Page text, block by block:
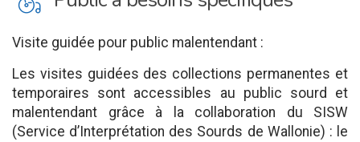
Visite guidée pour public malentendant :
Les visites guidées des collections permanentes et
temporaires sont accessibles au public sourd et
malentendant grâce à la collaboration du SISW
(Service d’Interprétation des Sourds de Wallonie) : le